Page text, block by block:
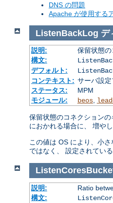
DNS の問題
Apache が使用する
ListenBackLog デ
説明:
保留状態
構文:
デフォルト:
コンテキスト: サーバ設
ステータス:
MPM
モジュール:
beos,
保留状態のコネクション
におかれる場合に、 増や
この値は OS により、小
ではなく、 設定されてい
説明:
Ratio
構文: